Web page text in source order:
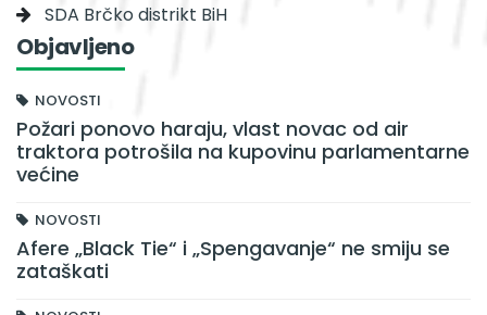
SDA Brčko distrikt BiH
Objavljeno
NOVOSTI
Požari ponovo haraju, vlast novac od air
traktora potrošila na kupovinu parlamentarne
većine
NOVOSTI
Afere „Black Tie“ i „Spengavanje“ ne smiju se
zataškati